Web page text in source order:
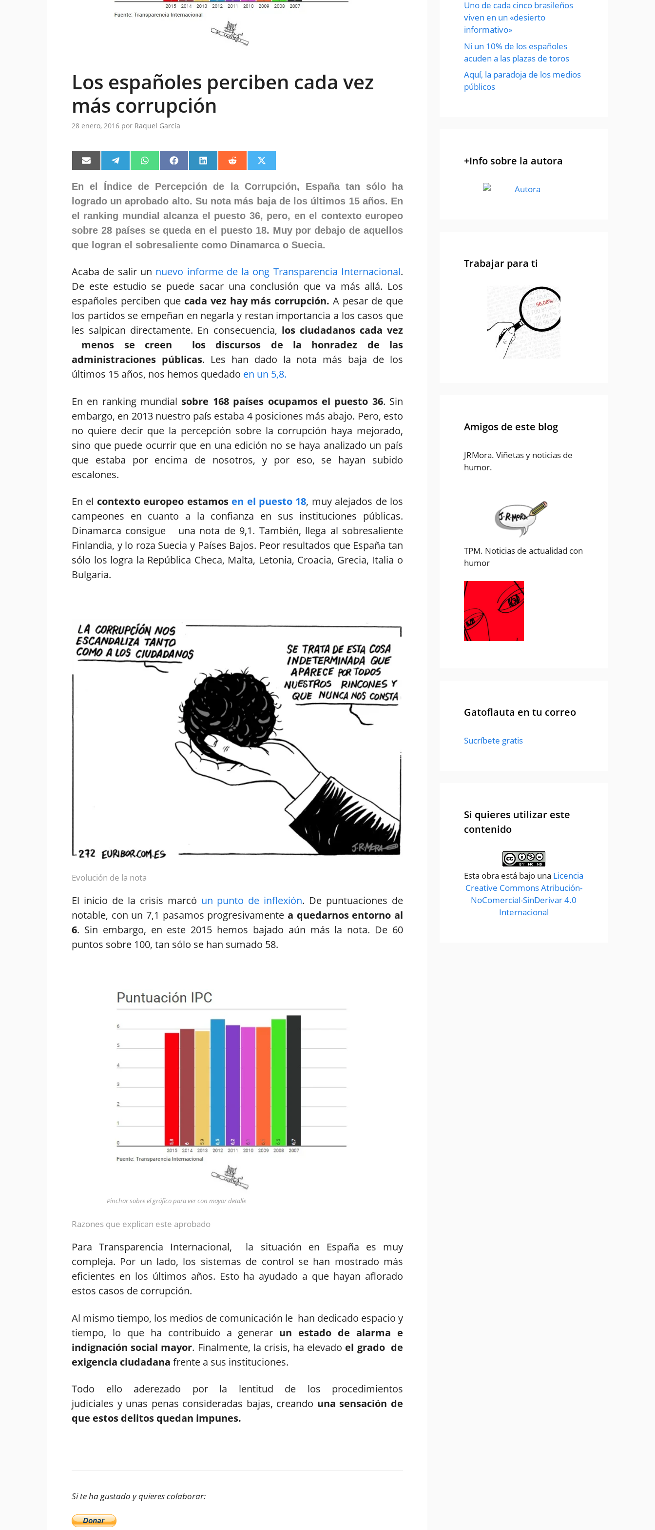
Los españoles perciben cada vez
más corrupción
28 enero, 2016 por Raquel García
Compartir
en
Compartir
en
Compartir
en
Compartir
en
Compartir
en
Compartir
en
Compartir
en
(Twitter)
En el Índice de Percepción de la Corrupción, España tan sólo ha
logrado un aprobado alto. Su nota más baja de los últimos 15 años. En
el ranking mundial alcanza el puesto 36, pero, en el contexto europeo
sobre 28 países se queda en el puesto 18. Muy por debajo de aquellos
que logran el sobresaliente como Dinamarca o Suecia.
Acaba de salir un nuevo informe de la ong Transparencia Internacional.
De este estudio se puede sacar una conclusión que va más allá. Los
españoles perciben quecada vez hay más corrupción.A pesar de que
los partidos se empeñan en negarla y restan importancia a los casos que
les salpican directamente. En consecuencia, los ciudadanos cada vez
menos se creen los discursos de la honradez de las
administraciones públicas. Les han dado la nota más baja de los
últimos 15 años, nos hemos quedado en un 5,8.
En en ranking mundial sobre 168 países ocupamos el puesto 36. Sin
embargo, en 2013 nuestro país estaba 4 posiciones más abajo. Pero, esto
no quiere decir que la percepción sobre la corrupción haya mejorado,
sino que puede ocurrir que en una edición no se haya analizado un país
que estaba por encima de nosotros, y por eso, se hayan subido
escalones.
En el contexto europeo estamos en el puesto 18, muy alejados de los
campeones en cuanto a la confianza en sus instituciones públicas.
Dinamarca consigue una nota de 9,1. También, llega al sobresaliente
Finlandia, y lo roza Suecia y Países Bajos. Peor resultados que España tan
sólo los logra la República Checa, Malta, Letonia, Croacia, Grecia, Italia o
Bulgaria.
Evolución de la nota
El inicio de la crisis marcó un punto de inflexión. De puntuaciones de
notable, con un 7,1 pasamos progresivamente a quedarnos entorno al
6. Sin embargo, en este 2015 hemos bajado aún más la nota. De 60
puntos sobre 100, tan sólo se han sumado 58.
Pinchar sobre el gráfico para ver con mayor detalle
Razones que explican este aprobado
Para Transparencia Internacional, la situación en España es muy
compleja. Por un lado, los sistemas de control se han mostrado más
eficientes en los últimos años. Esto ha ayudado a que hayan aflorado
estos casos de corrupción.
Al mismo tiempo, los medios de comunicación le han dedicado espacio y
tiempo, lo que ha contribuido a generar un estado de alarma e
indignación social mayor. Finalmente, la crisis, ha elevado el grado de
exigencia ciudadana frente a sus instituciones.
Todo ello aderezado por la lentitud de los procedimientos
judiciales y unas penas consideradas bajas, creando una sensación de
que estos delitos quedan impunes.
Si te ha gustado y quieres colaborar:
Uno de cada cinco brasileños
viven en un «desierto
informativo»
Ni un 10% de los españoles
acuden a las plazas de toros
Aquí, la paradoja de los medios
públicos
+Info sobre la autora
Trabajar para ti
Amigos de este blog
JRMora. Viñetas y noticias de
humor.
TPM. Noticias de actualidad con
humor
Gatoflauta en tu correo
Sucríbete gratis
Si quieres utilizar este
contenido
Esta obra está bajo una Licencia
Creative Commons Atribución-
NoComercial-SinDerivar 4.0
Internacional